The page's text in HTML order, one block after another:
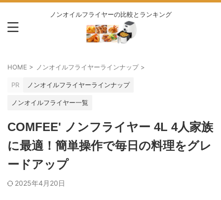
ノンオイルフライヤーの比較とランキング
HOME > ノンオイルフライヤーラインナップ >
PR ノンオイルフライヤーラインナップ
ノンオイルフライヤー一覧
COMFEE' ノンフライヤー 4L 4人家族
に最適！簡単操作で毎日の料理をグレ
ードアップ
2025年4月20日